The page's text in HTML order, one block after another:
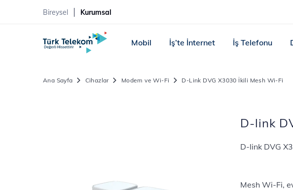
Bireysel Kurumsal
Mobil İş’te İnternet İş Telefonu
Ana Sayfa Cihazlar Modem ve Wi-Fi D-Link DVG X3030 İkili Mesh Wi-Fi
D-link
D-link DVG
Mesh Wi-Fi,